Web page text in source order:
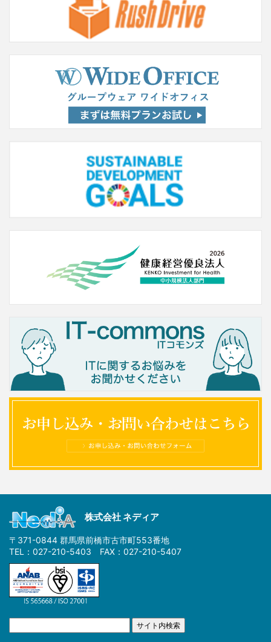
株式会社 ネディア
〒371-0844 群馬県前橋市古市町553番地
TEL：027-210-5403 FAX：027-210-5407